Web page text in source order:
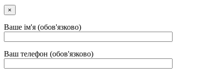
×
Ваше ім'я (обов'язково)
Ваш телефон (обов'язково)